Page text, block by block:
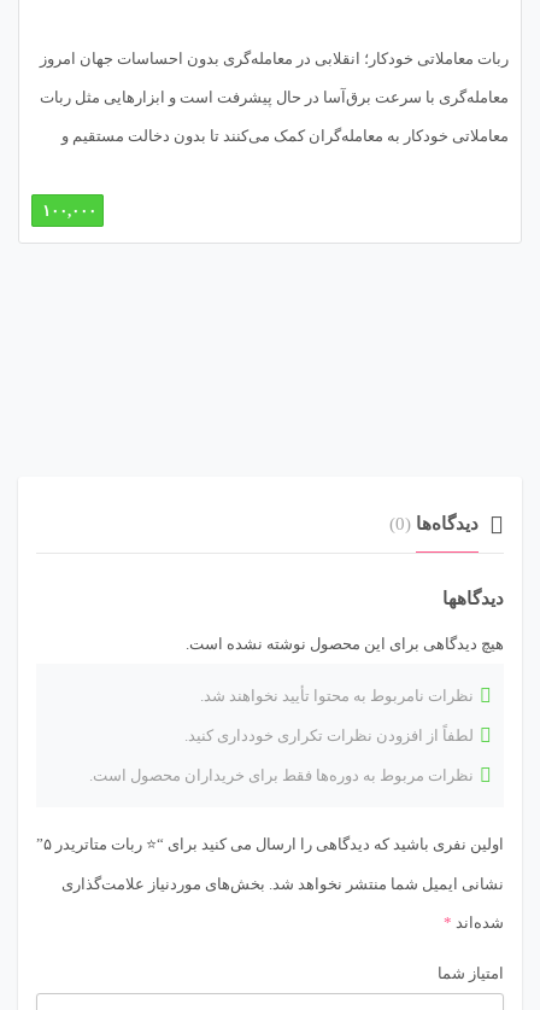
ربات معاملاتی خودکار؛ انقلابی در معامله‌گری بدون احساسات جهان امروز
معامله‌گری با سرعت برق‌آسا در حال پیشرفت است و ابزارهایی مثل ربات
معاملاتی خودکار به معامله‌گران کمک می‌کنند تا بدون دخالت مستقیم و
تجربه‌ی «متااکسپرت» و دانش «تیم طراحان آیا» به‌طور کامل به مفهوم،
۱۰۰,۰۰۰
دیدگاه‌ها (0)
دیدگاهها
هیچ دیدگاهی برای این محصول نوشته نشده است.
نظرات نامربوط به محتوا تأیید نخواهند شد.
لطفاً از افزودن نظرات تکراری خودداری کنید.
نظرات مربوط به دوره‌ها فقط برای خریداران محصول است.
اولین نفری باشید که دیدگاهی را ارسال می کنید برای “⭐ ربات متاتریدر ۵”
نشانی ایمیل شما منتشر نخواهد شد. بخش‌های موردنیاز علامت‌گذاری
شده‌اند *
امتیاز شما